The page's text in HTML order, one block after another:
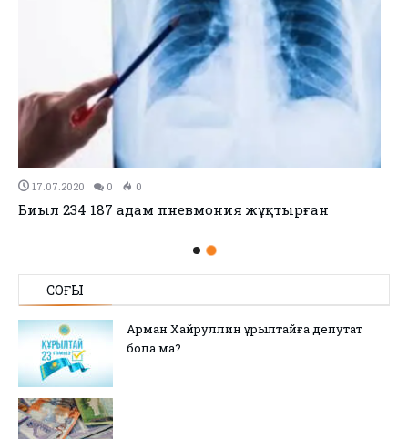
17.07.2020 0 0
Биыл 234 187 адам пневмония жұқтырған
СОҢҒЫ
Арман Хайруллин Құрылтайға депутат
бола ма?